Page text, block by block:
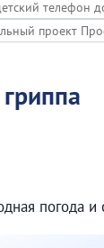
телефон
проект
погода